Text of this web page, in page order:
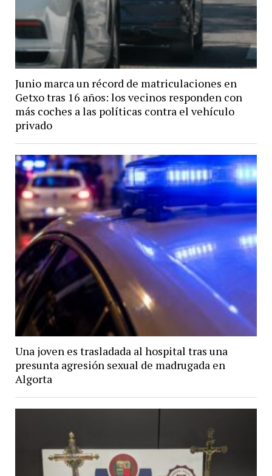
Junio marca un récord de matriculaciones en
Getxo tras 16 años: los vecinos responden con
más coches a las políticas contra el vehículo
privado
Una joven es trasladada al hospital tras una
presunta agresión sexual de madrugada en
Algorta